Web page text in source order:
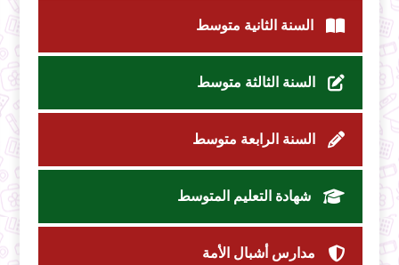
السنة الثانية متوسط
السنة الثالثة متوسط
السنة الرابعة متوسط
شهادة التعليم المتوسط
مدارس أشبال الأمة